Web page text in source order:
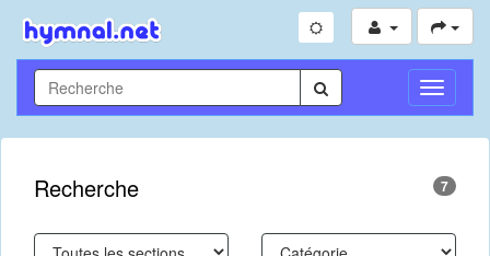
Toggle
Recherche 7